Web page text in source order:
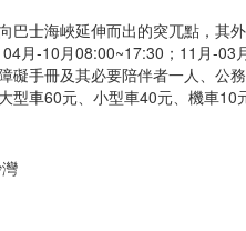
巴士海峽延伸而出的突兀點，其
月-10月08:00~17:30；11月-03
礙手冊及其必要陪伴者一人、公
型車60元、小型車40元、機車10